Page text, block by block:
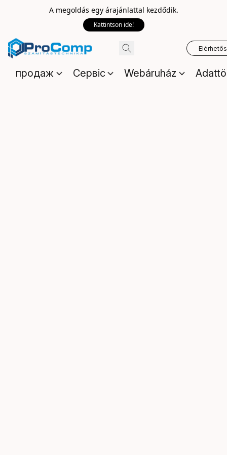
A megoldás egy árajánlattal kezdődik.
Kattintson ide!
продаж Сервіс Webáruház